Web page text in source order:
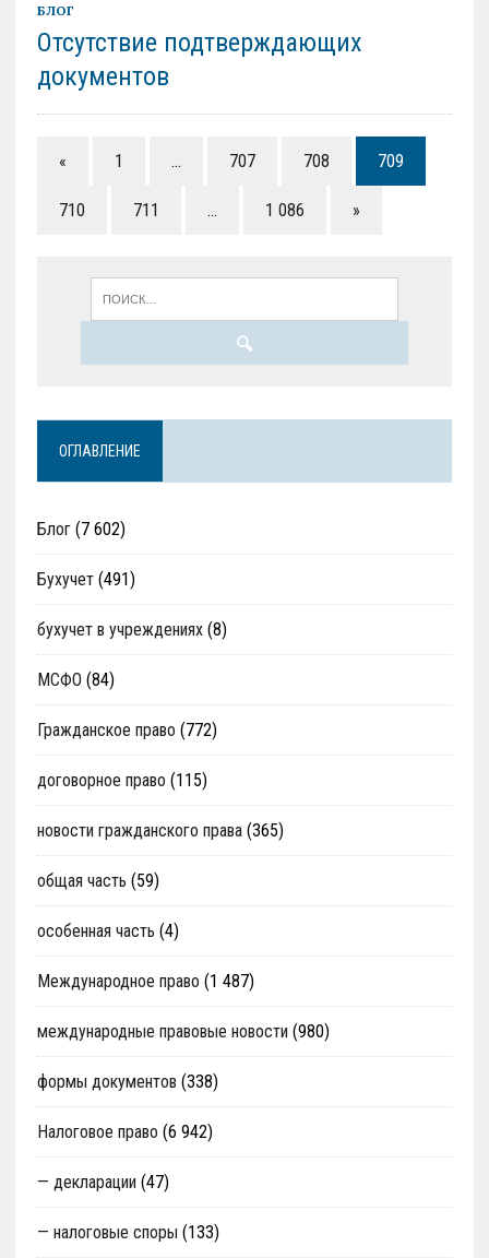
БЛОГ
Отсутствие подтверждающих
документов
« 1 … 707 708 709
710 711 … 1 086 »
ОГЛАВЛЕНИЕ
Блог(7 602)
Бухучет(491)
бухучет в учреждениях(8)
МСФО (84)
Гражданское право (772)
договорное право (115)
новости гражданского права(365)
общая часть (59)
особенная часть (4)
Международное право (1 487)
международные правовые новости (980)
формы документов (338)
Налоговое право (6 942)
— декларации (47)
— налоговые споры (133)